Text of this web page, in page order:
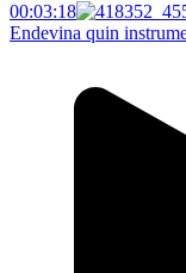
00:03:18
Endevina quin